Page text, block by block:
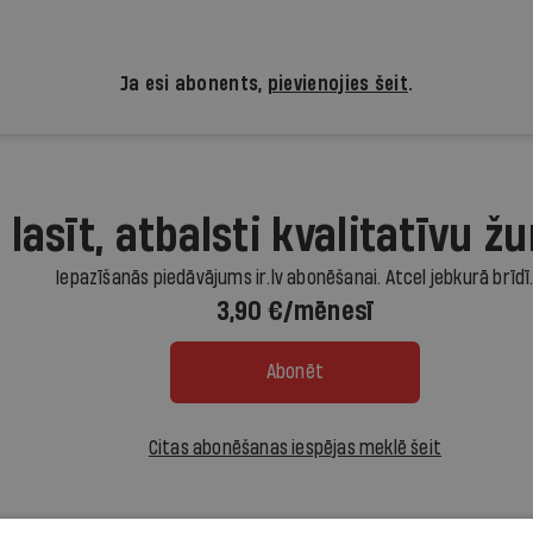
Ja esi abonents, pievienojies šeit.
lasīt, atbalsti kvalitatīvu
Iepazīšanās piedāvājums ir.lv abonēšanai. Atcel jebkurā brīdī.
3,90 €/mēnesī
Abonēt
Citas abonēšanas iespējas meklē šeit